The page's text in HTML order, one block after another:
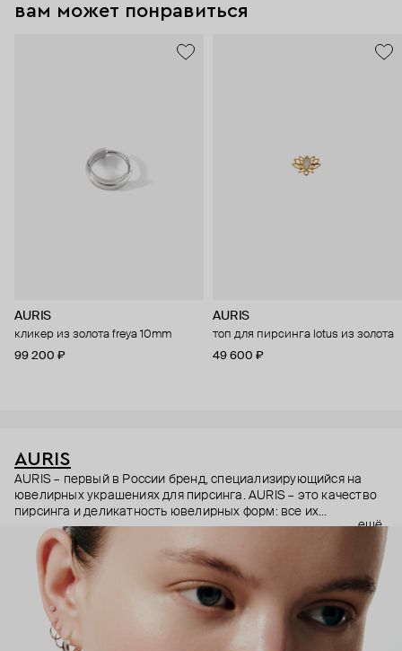
вам может понравиться
AURIS
кликер из золота freya 10mm
99 200 ₽
AURIS
топ для пирсинга lotus из золота
49 600 ₽
AURIS
AURIS – первый в России бренд, специализирующийся на
ювелирных украшениях для пирсинга. AURIS – это качество
пирсинга и деликатность ювелирных форм: все их
украшения ручной работы. В процессе создания участвуют
как профессиональные пирсеры (они отвечают за
безопасность и эргономичность пирсинга), так и ювелирные
стилисты (благодаря им дизайн соответствует трендам, а
украшения легко сочетаются между собой).
Украшения AURIS – для тех, кто открыто выражает себя, но
делает это интеллигентно и по-взрослому.
ещё